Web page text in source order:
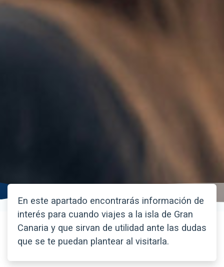
En este apartado encontrarás información de
interés para cuando viajes a la isla de Gran
Canaria y que sirvan de utilidad ante las dudas
que se te puedan plantear al visitarla.